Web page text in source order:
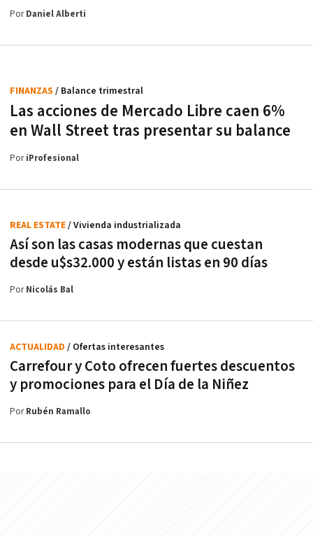
PorDaniel Alberti
Las acciones de Mercado Libre caen 6%
en Wall Street tras presentar su balance
FINANZAS / Balance trimestral
PoriProfesional
Así son las casas modernas que cuestan
desde u$s32.000 y están listas en 90 días
REAL ESTATE/ Vivienda industrializada
PorNicolás Bal
Carrefour y Coto ofrecen fuertes descuentos
y promociones para el Día de la Niñez
ACTUALIDAD / Ofertas interesantes
PorRubén Ramallo